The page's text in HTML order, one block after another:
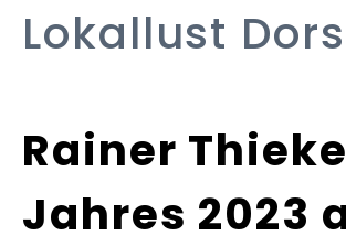
Lokallust
Rainer
Jahres 2023